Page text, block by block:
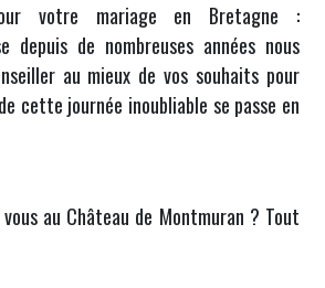
votre mariage en Bretagne :
depuis de nombreuses années nous
au mieux de vos souhaits pour
cette journée inoubliable se passe en
au Château de Montmuran ? Tout